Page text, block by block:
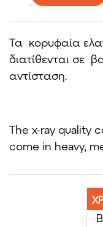
Τα κορυφαία
διατίθενται σε
αντίσταση.
The x-ray quality
come in heavy,